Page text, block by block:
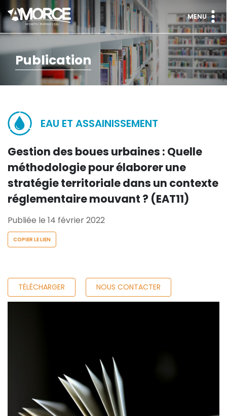
MENU
Publication
EAU ET ASSAINISSEMENT
Gestion des boues urbaines : Quelle
méthodologie pour élaborer une
stratégie territoriale dans un contexte
réglementaire mouvant ? (EAT11)
Publiée le 14 février 2022
COPIER LE LIEN
TÉLÉCHARGER NOUS CONTACTER